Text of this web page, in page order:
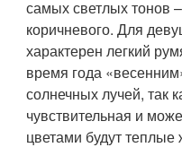
самых светлых тонов
коричневого. Для
характерен легкий
время года
солнечных лучей, так
чувствительная и
цветами будут